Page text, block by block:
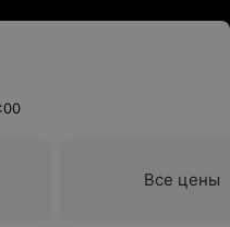
со стороны
Все цены